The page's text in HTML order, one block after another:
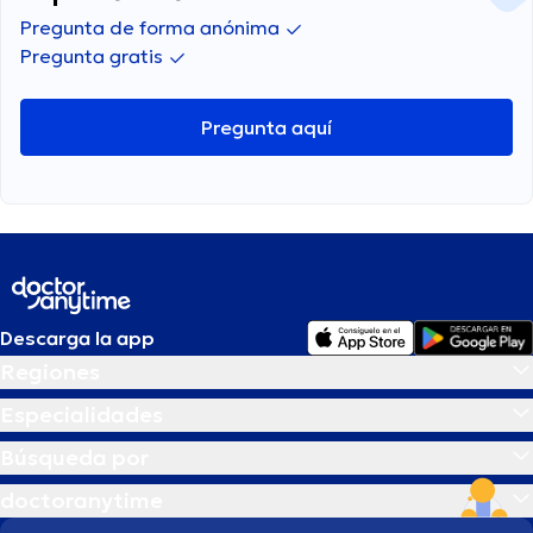
Pregunta de forma anónima
Pregunta gratis
Pregunta aquí
Descarga la app